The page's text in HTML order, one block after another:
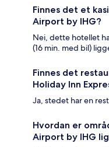
Finnes det et
Airport by IHG?
Nei, dette hotellet
(16 min. med bil)
Finnes det
Holiday Inn
Ja, stedet har en
Hvordan er
Airport by IHG